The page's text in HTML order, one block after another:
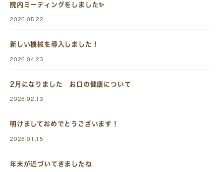
院内ミーティングをしました✨
2026.05.22
新しい機械を導入しました！
2026.04.23
2月になりました お口の健康について
2026.02.13
明けましておめでとうございます！
2026.01.15
年末が近づいてきましたね